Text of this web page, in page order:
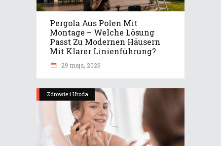
Pergola Aus Polen Mit
Montage – Welche Lösung
Passt Zu Modernen Häusern
Mit Klarer Linienführung?
29 maja, 2026
Zdrowie i Uroda